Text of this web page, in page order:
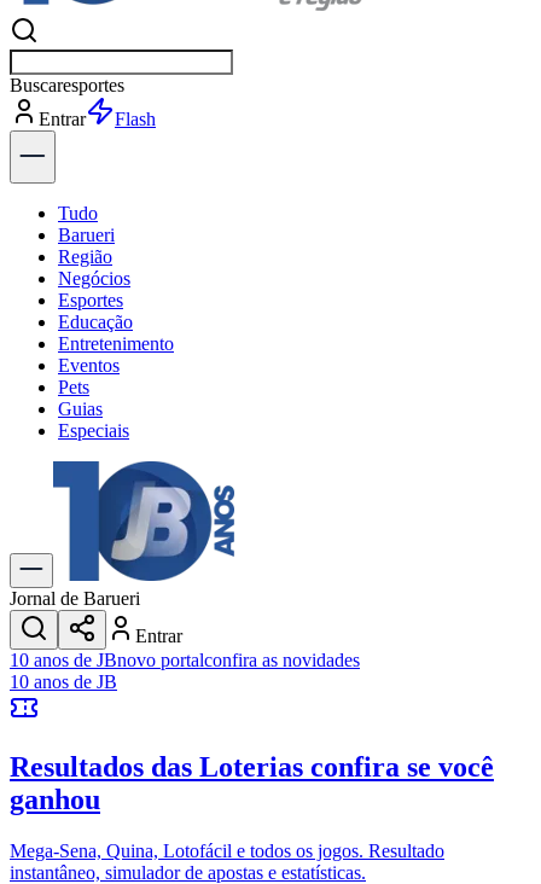
Buscarpolítica
Entrar
Tudo
Barueri
Região
Negócios
Esportes
Educação
Entretenimento
Eventos
Pets
Guias
Especiais
Explore Tudo
Últimas Notícias
Previsão do Tempo
Trânsito e Rotas
Dia a Dia & Lazer
Transportes
Gastronomia
Cinema & Shows
JogosNovo
Anuncie no Portal
Cadastrar Empresa
Divulgar Vagas
Política
Jornal de Barueri
Entrar
10 anos de JBnovo portalconfira as novidades
10 anos de JB
Resultados das Loterias confira se você
ganhou
Mega-Sena, Quina, Lotofácil e todos os jogos. Resultado
instantâneo, simulador de apostas e estatísticas.